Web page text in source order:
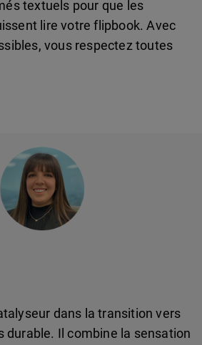
textuels pour que les
lire votre flipbook. Avec
vous respectez toutes
dans la transition vers
durable. Il combine la sensation